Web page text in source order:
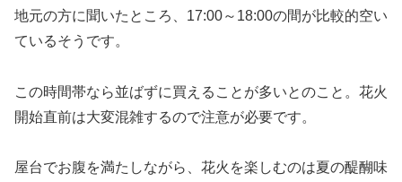
地元の方に聞いたところ、17:00～18:00の間が比較的空い
ているそうです。
この時間帯なら並ばずに買えることが多いとのこと。花火
開始直前は大変混雑するので注意が必要です。
屋台でお腹を満たしながら、花火を楽しむのは夏の醍醐味